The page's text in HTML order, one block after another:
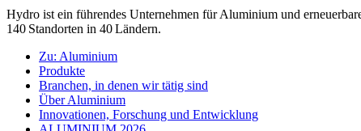
Hydro ist ein führendes Unternehmen für Aluminium und
140 Standorten in 40 Ländern.
Zu: Aluminium
Produkte
Branchen, in denen wir tätig sind
Über Aluminium
Innovationen, Forschung und Entwicklung